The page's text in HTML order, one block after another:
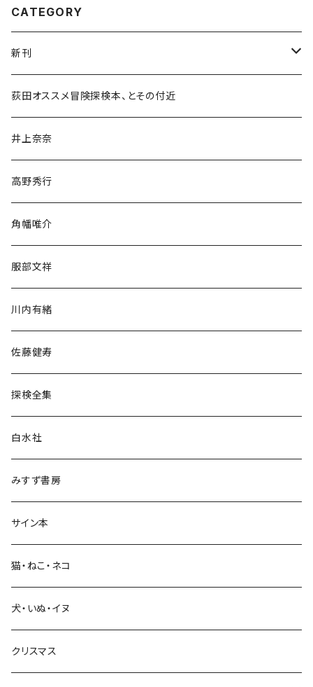
CATEGORY
新刊
和書
文学・小説・物語
随筆・ノンフィクション・その他
民族・風習
言語・ことば
生活・暮らし
芸術・絵画・写真
荻田オススメ冒険探検本、とその付近
井上奈奈
高野秀行
角幡唯介
服部文祥
川内有緒
佐藤健寿
探検全集
白水社
みすず書房
サイン本
猫・ねこ・ネコ
犬・いぬ・イヌ
クリスマス